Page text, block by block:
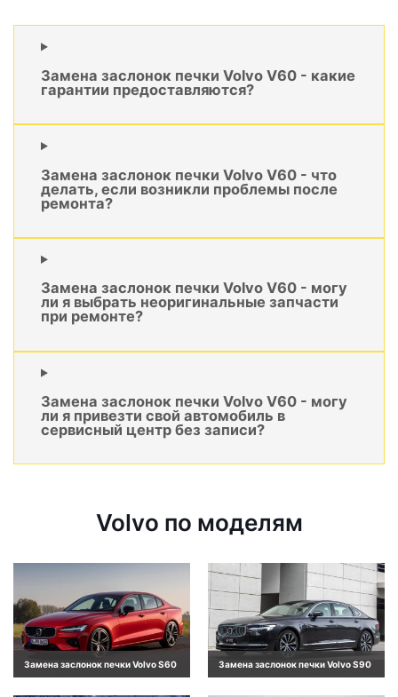
Замена заслонок печки Volvo V60 - какие
гарантии предоставляются?
Замена заслонок печки Volvo V60 - что
делать, если возникли проблемы после
ремонта?
Замена заслонок печки Volvo V60 - могу
ли я выбрать неоригинальные запчасти
при ремонте?
Замена заслонок печки Volvo V60 - могу
ли я привезти свой автомобиль в
сервисный центр без записи?
Volvo по моделям
Замена заслонок печки Volvo S60 Замена заслонок печки Volvo S90